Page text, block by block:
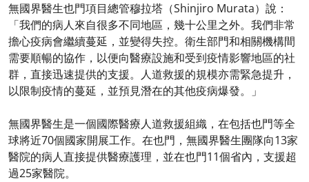
無國界醫生也門項目總管穆拉塔（Shinjiro Murata）說：
「我們的病人來自很多不同地區，幾十公里之外。我們非常
擔心疫病會繼續蔓延，並變得失控。衛生部門和相關機構間
需要順暢的協作，以便向醫療設施和受到疫情影響地區的社
群，直接迅速提供的支援。人道救援的規模亦需緊急提升，
以限制疫情的蔓延，並預見潛在的其他疫病爆發。」
無國界醫生是一個國際醫療人道救援組織，在包括也門等全
球將近70個國家開展工作。在也門，無國界醫生團隊向13家
醫院的病人直接提供醫療護理，並在也門11個省內，支援超
過25家醫院。